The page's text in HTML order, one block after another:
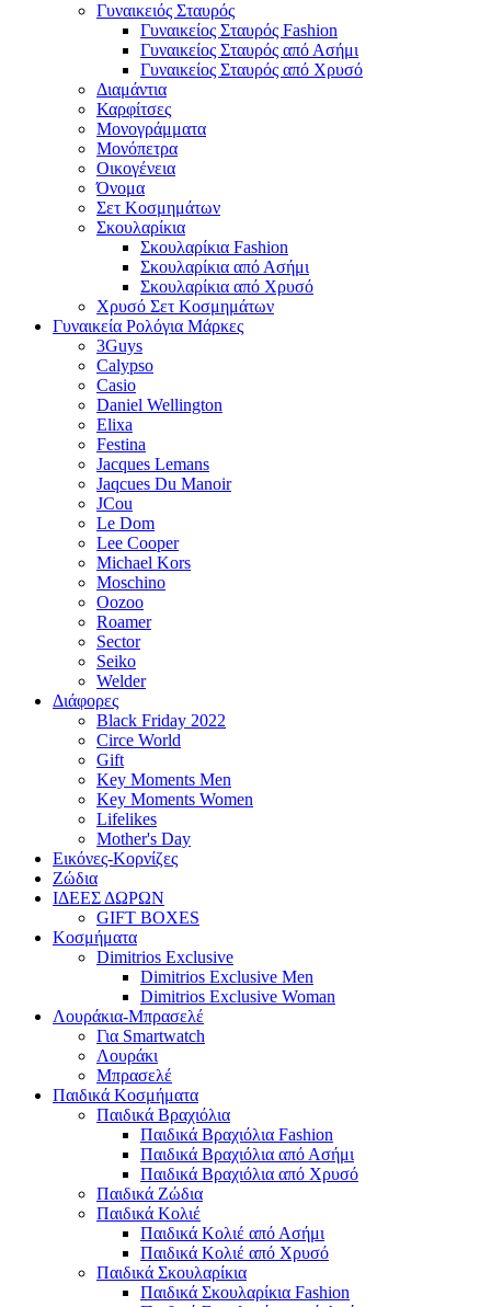
Γυναικειός Σταυρός
Γυναικείος Σταυρός Fashion
Γυναικείος Σταυρός από Ασήμι
Γυναικείος Σταυρός από Χρυσό
Διαμάντια
Καρφίτσες
Μονογράμματα
Μονόπετρα
Οικογένεια
Όνομα
Σετ Κοσμημάτων
Σκουλαρίκια
Σκουλαρίκια Fashion
Σκουλαρίκια από Ασήμι
Σκουλαρίκια από Χρυσό
Χρυσό Σετ Κοσμημάτων
Γυναικεία Ρολόγια Μάρκες
3Guys
Calypso
Casio
Daniel Wellington
Elixa
Festina
Jacques Lemans
Jaqcues Du Manoir
JCou
Le Dom
Lee Cooper
Michael Kors
Moschino
Oozoo
Roamer
Sector
Seiko
Welder
Διάφορες
Black Friday 2022
Circe World
Gift
Key Moments Men
Key Moments Women
Lifelikes
Mother's Day
Εικόνες-Κορνίζες
Ζώδια
ΙΔΕΕΣ ΔΩΡΩΝ
GIFT BOXES
Κοσμήματα
Dimitrios Exclusive
Dimitrios Exclusive Men
Dimitrios Exclusive Woman
Λουράκια-Μπρασελέ
Για Smartwatch
Λουράκι
Μπρασελέ
Παιδικά Κοσμήματα
Παιδικά Βραχιόλια
Παιδικά Βραχιόλια Fashion
Παιδικά Βραχιόλια από Ασήμι
Παιδικά Βραχιόλια από Χρυσό
Παιδικά Ζώδια
Παιδικά Κολιέ
Παιδικά Κολιέ από Ασήμι
Παιδικά Κολιέ από Χρυσό
Παιδικά Σκουλαρίκια
Παιδικά Σκουλαρίκια Fashion